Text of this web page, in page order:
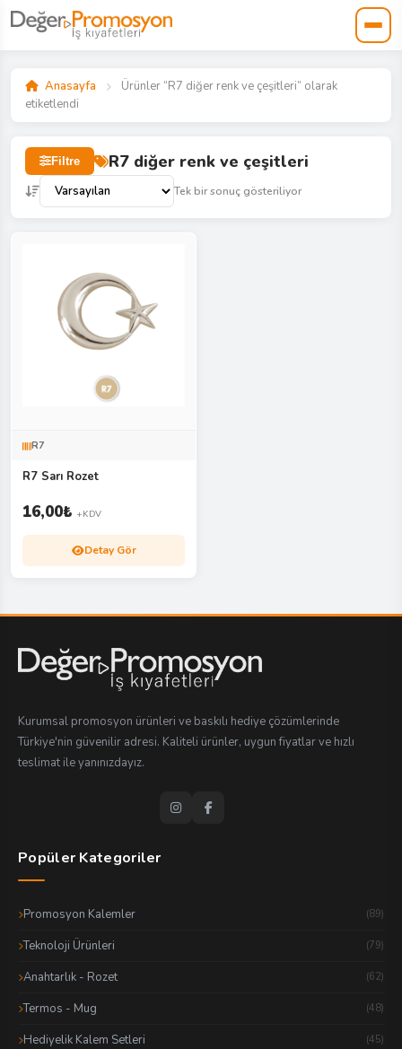
Anasayfa
Ürünler “R7 diğer renk ve çeşitleri” olarak
etiketlendi
Filtre R7 diğer renk ve çeşitleri
Tek bir sonuç gösteriliyor
R7
R7 Sarı Rozet
16,00₺ +KDV
Detay Gör
Kurumsal promosyon ürünleri ve baskılı hediye çözümlerinde
Türkiye'nin güvenilir adresi. Kaliteli ürünler, uygun fiyatlar ve hızlı
teslimat ile yanınızdayız.
Popüler Kategoriler
Promosyon Kalemler (89)
Teknoloji Ürünleri (79)
Anahtarlık - Rozet (62)
Termos - Mug (48)
Hediyelik Kalem Setleri (45)